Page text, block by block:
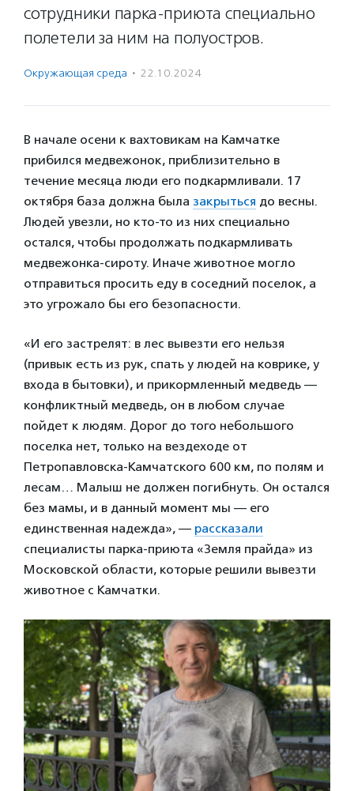
сотрудники парка-приюта специально
полетели за ним на полуостров.
Окружающая среда · 22.10.2024
В начале осени к вахтовикам на Камчатке
прибился медвежонок, приблизительно в
течение месяца люди его подкармливали. 17
октября база должна была закрыться до весны.
Людей увезли, но кто-то из них специально
остался, чтобы продолжать подкармливать
медвежонка-сироту. Иначе животное могло
отправиться просить еду в соседний поселок, а
это угрожало бы его безопасности.
«И его застрелят: в лес вывезти его нельзя
(привык есть из рук, спать у людей на коврике, у
входа в бытовки), и прикормленный медведь —
конфликтный медведь, он в любом случае
пойдет к людям. Дорог до того небольшого
поселка нет, только на вездеходе от
Петропавловска-Камчатского 600 км, по полям и
лесам… Малыш не должен погибнуть. Он остался
без мамы, и в данный момент мы — его
единственная надежда», — рассказали
специалисты парка-приюта «Земля прайда» из
Московской области, которые решили вывезти
животное с Камчатки.